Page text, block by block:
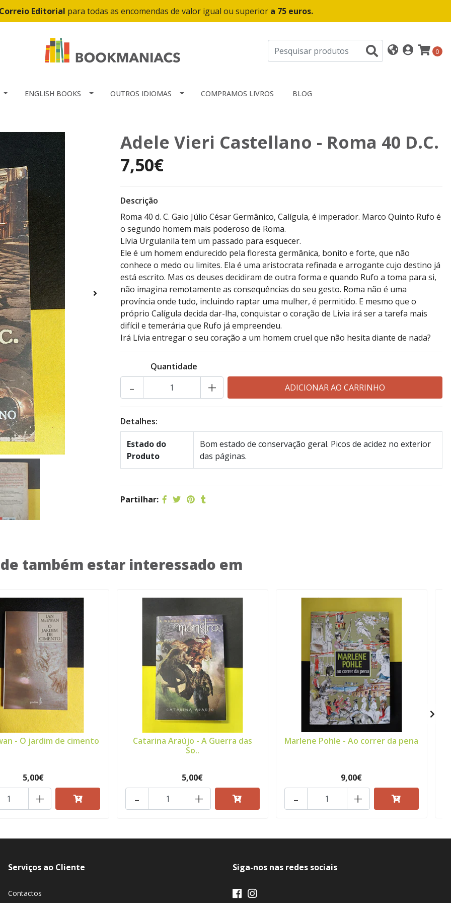
Editorial para todas as encomendas de valor igual ou superior a 75 euros.
0
ENGLISH BOOKS OUTROS IDIOMAS COMPRAMOS LIVROS BLOG
Adele Vieri Castellano - Roma 40 D.C.
7,50€
Descrição
Roma 40 d. C. Gaio Júlio César Germânico, Calígula, é imperador. Marco Quinto Rufo é
o segundo homem mais poderoso de Roma.
Lívia Urgulanila tem um passado para esquecer.
Ele é um homem endurecido pela floresta germânica, bonito e forte, que não
conhece o medo ou limites. Ela é uma aristocrata refinada e arrogante cujo destino já
está escrito. Mas os deuses decidiram de outra forma e quando Rufo a toma para si,
não imagina remotamente as consequências do seu gesto. Roma não é uma
província onde tudo, incluindo raptar uma mulher, é permitido. E mesmo que o
próprio Calígula decida dar-lha, conquistar o coração de Livia irá ser a tarefa mais
difícil e temerária que Rufo já empreendeu.
Irá Lívia entregar o seu coração a um homem cruel que não hesita diante de nada?
Quantidade
+
-
Detalhes:
Estado do
Produto
Bom estado de conservação geral. Picos de acidez no exterior
das páginas.
Partilhar:
também estar interessado em
- O jardim de cimento
5,00€
+
Catarina Araújo - A Guerra das
So..
5,00€
+
-
Marlene Pohle - Ao correr da pena
9,00€
+
-
Serviços ao Cliente
Contactos
Siga-nos nas redes sociais